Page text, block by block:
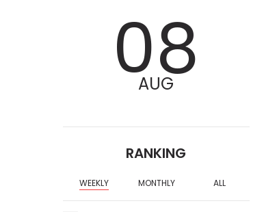
08
AUG
RANKING
WEEKLY MONTHLY ALL